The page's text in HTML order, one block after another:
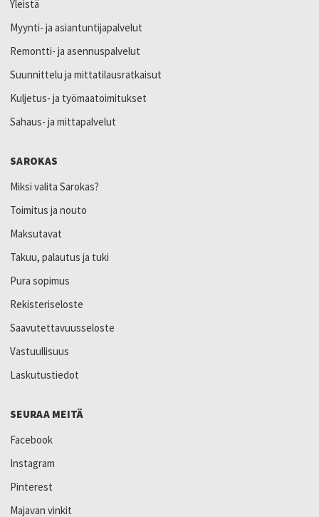
Yleistä
Myynti- ja asiantuntijapalvelut
Remontti- ja asennuspalvelut
Suunnittelu ja mittatilausratkaisut
Kuljetus- ja työmaatoimitukset
Sahaus- ja mittapalvelut
SAROKAS
Miksi valita Sarokas?
Toimitus ja nouto
Maksutavat
Takuu, palautus ja tuki
Pura sopimus
Rekisteriseloste
Saavutettavuusseloste
Vastuullisuus
Laskutustiedot
SEURAA MEITÄ
Facebook
Instagram
Pinterest
Majavan vinkit